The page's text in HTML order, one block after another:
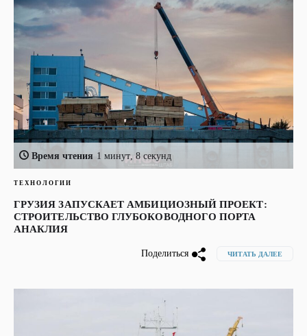
Время чтения 1 минут, 8 секунд
ТЕХНОЛОГИИ
ГРУЗИЯ ЗАПУСКАЕТ АМБИЦИОЗНЫЙ ПРОЕКТ:
СТРОИТЕЛЬСТВО ГЛУБОКОВОДНОГО ПОРТА
АНАКЛИЯ
Поделиться ЧИТАТЬ ДАЛЕЕ